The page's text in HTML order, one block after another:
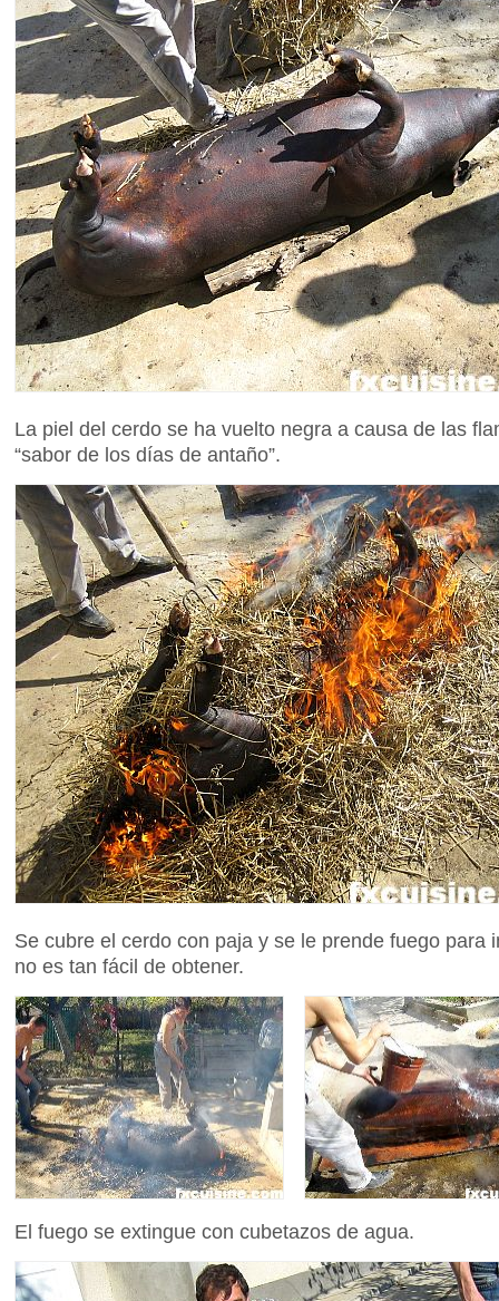
La piel del cerdo se ha vuelto negra a causa de las
“sabor de los días de antaño”.
Se cubre el cerdo con paja y se le prende fuego para
no es tan fácil de obtener.
El fuego se extingue con cubetazos de agua.